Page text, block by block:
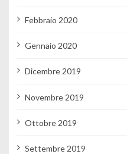
Febbraio 2020
Gennaio 2020
Dicembre 2019
Novembre 2019
Ottobre 2019
Settembre 2019